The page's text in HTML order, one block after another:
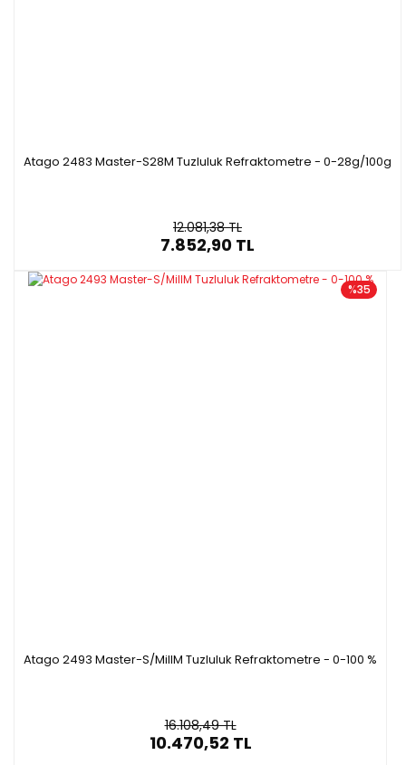
Atago 2483 Master-S28M Tuzluluk Refraktometre - 0-28g/100g
12.081,38 TL
7.852,90 TL
%35
Atago 2493 Master-S/MillM Tuzluluk Refraktometre - 0-100 %
16.108,49 TL
10.470,52 TL